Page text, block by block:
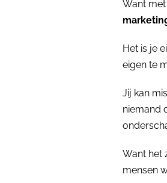
Want
Het is je
eigen te
Jij kan
niemand
Want het
mensen